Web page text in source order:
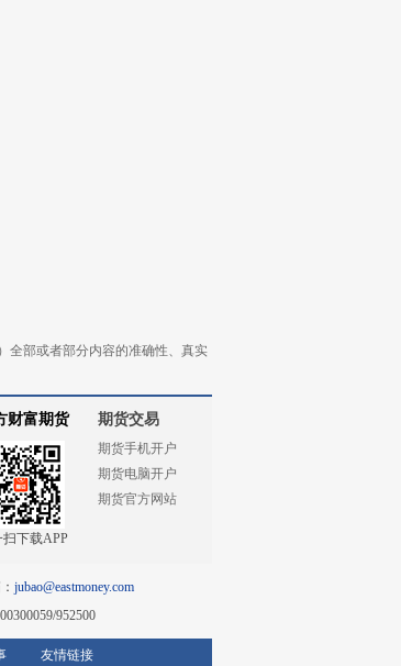
全部或者部分内容的准确性、真实
财富期货
扫下载APP
期货交易
期货手机开户
期货电脑开户
期货官方网站
jubao@eastmoney.com
952500
友情链接